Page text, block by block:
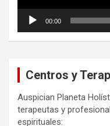
00:00
Centros y
Auspician Planeta
terapeutas y
espirituales: